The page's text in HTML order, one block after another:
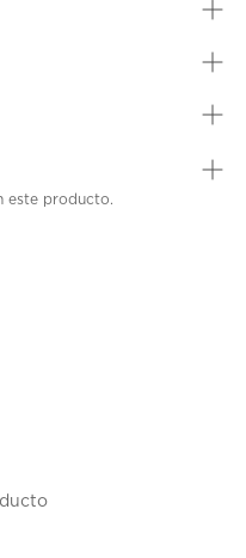
este producto.